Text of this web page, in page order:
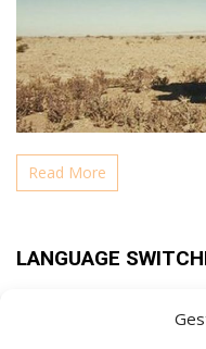
Read More
LANGUAGE